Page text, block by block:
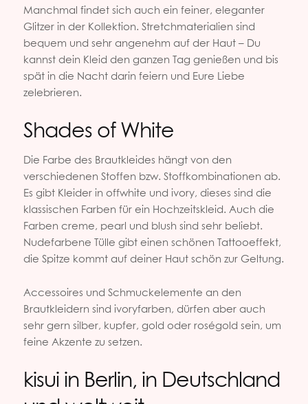
Manchmal findet sich auch ein feiner, eleganter
Glitzer in der Kollektion. Stretchmaterialien sind
bequem und sehr angenehm auf der Haut – Du
kannst dein Kleid den ganzen Tag genießen und bis
spät in die Nacht darin feiern und Eure Liebe
zelebrieren.
Shades of White
Die Farbe des Brautkleides hängt von den
verschiedenen Stoffen bzw. Stoffkombinationen ab.
Es gibt Kleider in offwhite und ivory, dieses sind die
klassischen Farben für ein Hochzeitskleid. Auch die
Farben creme, pearl und blush sind sehr beliebt.
Nudefarbene Tülle gibt einen schönen Tattooeffekt,
die Spitze kommt auf deiner Haut schön zur Geltung.
Accessoires und Schmuckelemente an den
Brautkleidern sind ivoryfarben, dürfen aber auch
sehr gern silber, kupfer, gold oder roségold sein, um
feine Akzente zu setzen.
kisui in Berlin, in Deutschland